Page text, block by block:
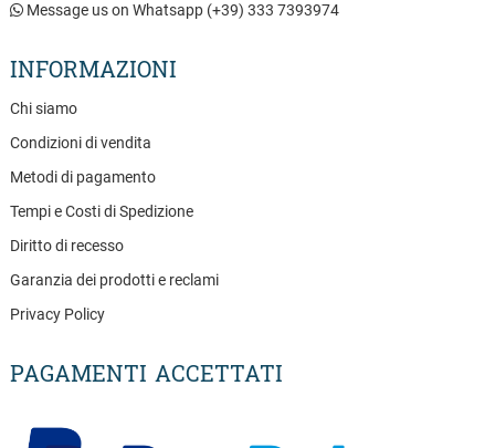
Message us on Whatsapp (+39) 333 7393974
INFORMAZIONI
Chi siamo
Condizioni di vendita
Metodi di pagamento
Tempi e Costi di Spedizione
Diritto di recesso
Garanzia dei prodotti e reclami
Privacy Policy
PAGAMENTI ACCETTATI